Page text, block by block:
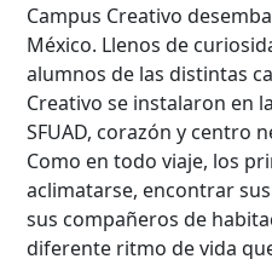
Campus Creativo
México. Llenos de
alumnos de las distintas
Creativo se instalaron en
SFUAD, corazón y centro
Como en todo viaje, los
aclimatarse, encontrar
sus compañeros de
diferente ritmo de vida